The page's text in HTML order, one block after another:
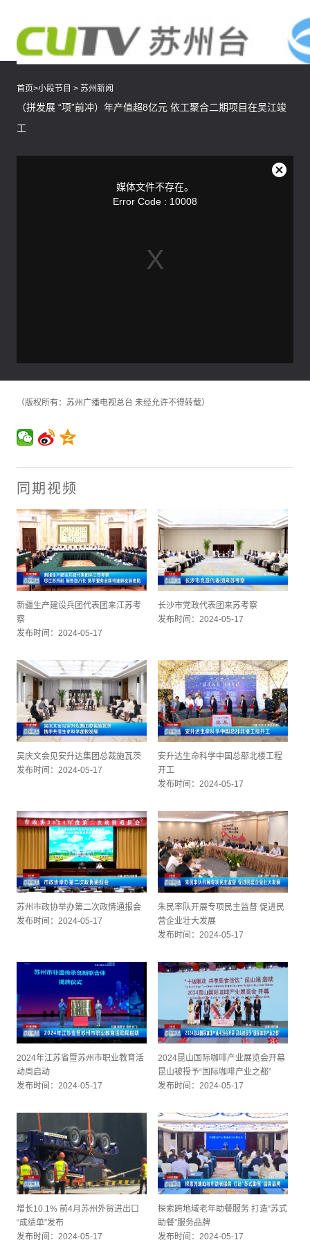
首页>小段节目 > 苏州新闻
（拼发展 “项”前冲）年产值超8亿元 依工聚合二期项目在吴江竣
工
媒体文件不存在。
Error Code : 10008
关
（版权所有：苏州广播电视总台 未经允许不得转载）
同期视频
新疆生产建设兵团代表团来江苏考
察
发布时间：2024-05-17
长沙市党政代表团来苏考察
发布时间：2024-05-17
吴庆文会见安升达集团总裁施瓦茨
发布时间：2024-05-17
安升达生命科学中国总部北楼工程
开工
发布时间：2024-05-17
苏州市政协举办第二次政情通报会
发布时间：2024-05-17
朱民率队开展专项民主监督 促进民
营企业壮大发展
发布时间：2024-05-17
2024年江苏省暨苏州市职业教育活
动周启动
发布时间：2024-05-17
2024昆山国际咖啡产业展览会开幕
昆山被授予“国际咖啡产业之都”
发布时间：2024-05-17
增长10.1% 前4月苏州外贸进出口
“成绩单”发布
发布时间：2024-05-17
探索跨地域老年助餐服务 打造“苏式
助餐”服务品牌
发布时间：2024-05-17